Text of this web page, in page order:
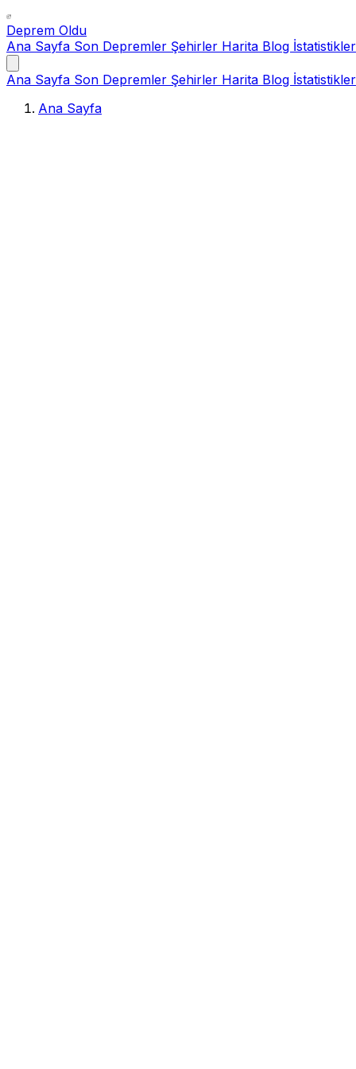
Deprem Oldu
Ana Sayfa Son Depremler Şehirler Harita Blog İstatistikler
Ana Sayfa Son Depremler Şehirler Harita Blog İstatistikler
Ana Sayfa